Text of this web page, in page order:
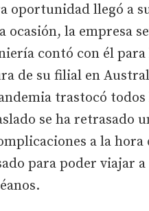
oportunidad llegó a
ocasión, la empresa
contó con él
de su filial en
trastocó todos
se ha retrasado
a la hora
para poder viajar a